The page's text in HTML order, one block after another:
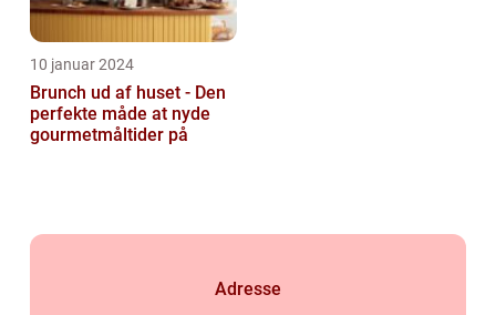
10 januar 2024
Brunch ud af huset - Den
perfekte måde at nyde
gourmetmåltider på
Adresse